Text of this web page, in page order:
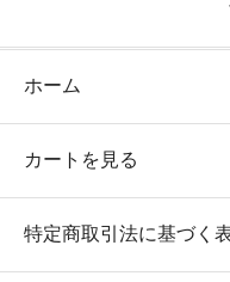
ホーム
カートを見る
特定商取引法に基づく